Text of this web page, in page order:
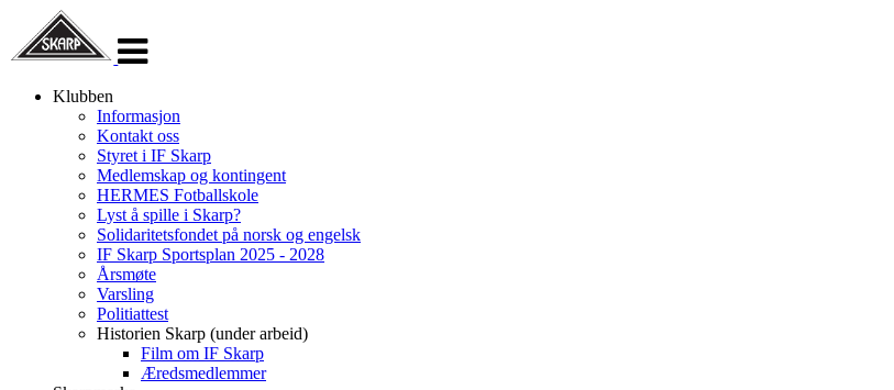
navigasjon
Klubben
Informasjon
Kontakt oss
Styret i IF Skarp
Medlemskap og kontingent
HERMES Fotballskole
Lyst å spille i Skarp?
Solidaritetsfondet på norsk og engelsk
IF Skarp Sportsplan 2025 - 2028
Årsmøte
Varsling
Politiattest
Historien Skarp (under arbeid)
Film om IF Skarp
Æredsmedlemmer